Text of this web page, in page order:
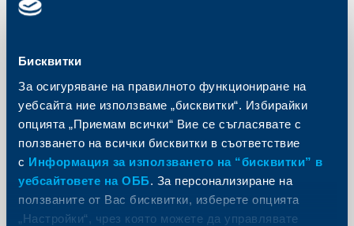
Бисквитки
За осигуряване на правилното функциониране на
уебсайта ние използваме „бисквитки“. Избирайки
опцията „Приемам всички“ Вие се съгласявате с
ползването на всички бисквитки в съответствие
с Информация за използването на “бисквитки” в
уебсайтовете на ОББ. За персонализиране на
ползваните от Вас бисквитки, изберете опцията
„Настройки“, чрез която можете да управлявате
прогнозата си за ръст на
09 октомври 2012
Райфайзенбанк (България) ЕАД публикува
месечния си икономически анализ с коментар на
наличните към края на септември статистически
данни.
Още